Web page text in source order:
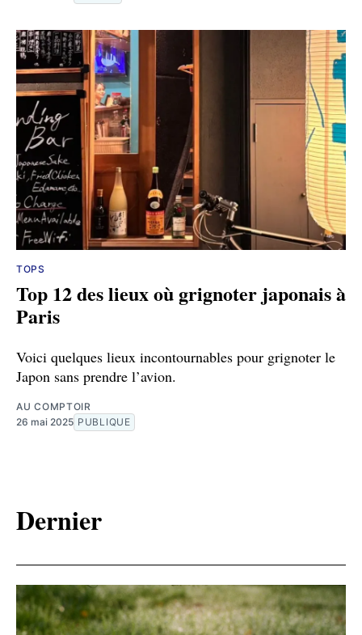
TOPS
Top 12 des lieux où grignoter japonais à
Paris
Voici quelques lieux incontournables pour grignoter le
Japon sans prendre l’avion.
AU COMPTOIR
26 mai 2025 PUBLIQUE
Dernier